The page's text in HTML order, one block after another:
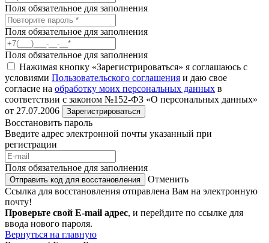
Поля обязательное для заполнения
Поля обязательное для заполнения
Поля обязательное для заполнения
Нажимая кнопку «Зарегистрироваться» я соглашаюсь с
условиями Пользовательского соглашения и даю свое
согласие на обработку моих персональных данных в
соответствии с законом №152-ФЗ «О персональных данных»
от 27.07.2006
Зарегистрироваться
Восстановить пароль
Введите адрес электронной почты указанный при
регистрации
Поля обязательное для заполнения
Отправить код для восстановления
Отменить
Ссылка для восстановления отправлена Вам на электронную
почту!
Проверьте свой E-mail адрес, и перейдите по ссылке для
ввода нового пароля.
Вернуться на главную